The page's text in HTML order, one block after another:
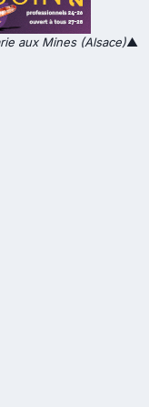
aux Mines (Alsace)▲